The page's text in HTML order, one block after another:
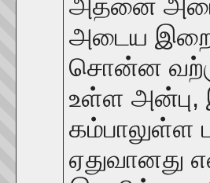
அதனை
அடைய
சொன்ன
உள்ள அன்பு,
கம்பாலுள்ள
ஏதுவானது